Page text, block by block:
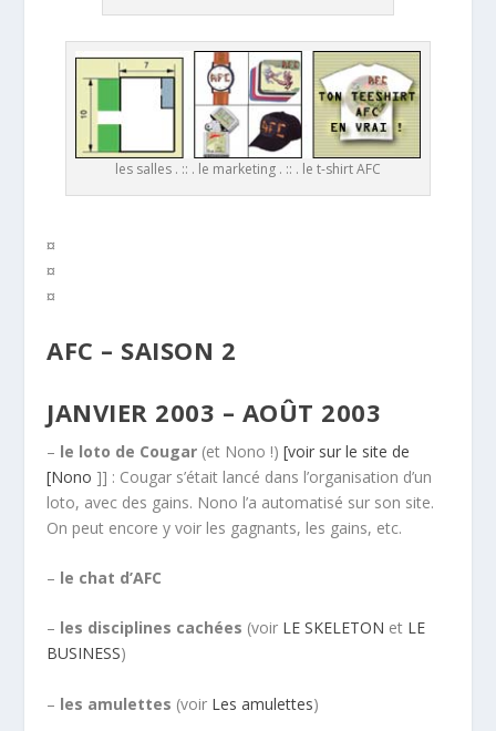
les salles . :: . le marketing . :: . le t-shirt AFC
¤
¤
¤
AFC – SAISON 2
JANVIER 2003 – AOÛT 2003
– le loto de Cougar (et Nono !)[voir sur le site de
[Nono ]] : Cougar s’était lancé dans l’organisation d’un
loto, avec des gains. Nono l’a automatisé sur son site.
On peut encore y voir les gagnants, les gains, etc.
– le chat d’AFC
– les disciplines cachées (voir LE SKELETON et LE
BUSINESS)
– les amulettes (voir Les amulettes)